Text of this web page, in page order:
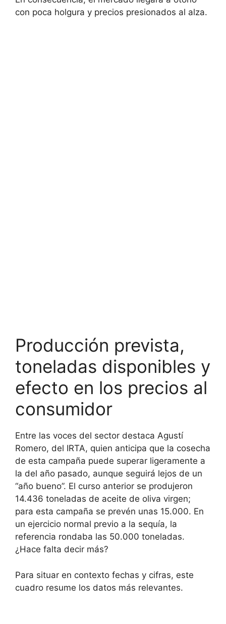
con poca holgura y precios presionados al alza.
Producción prevista,
toneladas disponibles y
efecto en los precios al
consumidor
Entre las voces del sector destaca Agustí
Romero, del IRTA, quien anticipa que la cosecha
de esta campaña puede superar ligeramente a
la del año pasado, aunque seguirá lejos de un
“año bueno”. El curso anterior se produjeron
14.436 toneladas de aceite de oliva virgen;
para esta campaña se prevén unas 15.000. En
un ejercicio normal previo a la sequía, la
referencia rondaba las 50.000 toneladas.
¿Hace falta decir más?
Para situar en contexto fechas y cifras, este
cuadro resume los datos más relevantes.